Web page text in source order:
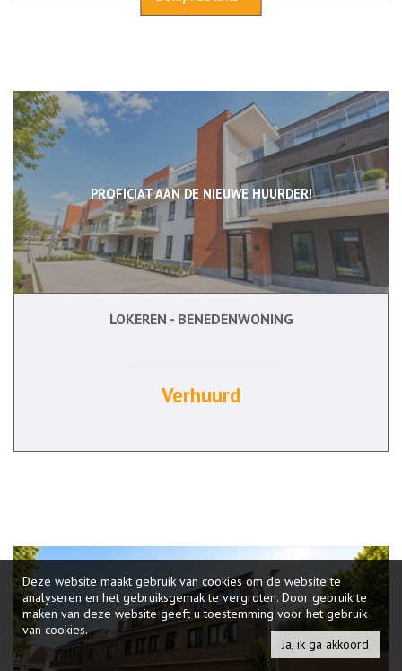
PROFICIAT AAN DE NIEUWE HUURDER!
2 Ja Ja
LOKEREN - BENEDENWONING
Verhuurd
Deze website maakt gebruik van cookies om de website te
analyseren en het gebruiksgemak te vergroten. Door gebruik te
maken van deze website geeft u toestemming voor het gebruik
van cookies.
Ja, ik ga akkoord